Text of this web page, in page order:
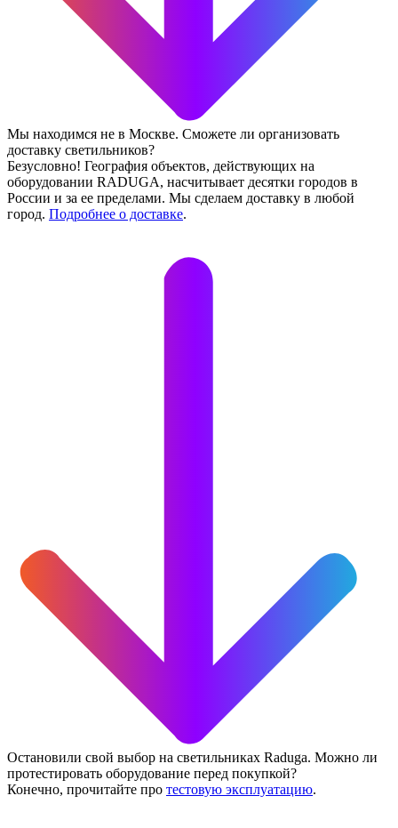
Мы находимся не в Москве. Сможете ли организовать
доставку светильников?
Безусловно! География объектов, действующих на
оборудовании RADUGA, насчитывает десятки городов в
России и за ее пределами. Мы сделаем доставку в любой
город. Подробнее о доставке.
Остановили свой выбор на светильниках Raduga. Можно ли
протестировать оборудование перед покупкой?
Конечно, прочитайте про тестовую эксплуатацию.